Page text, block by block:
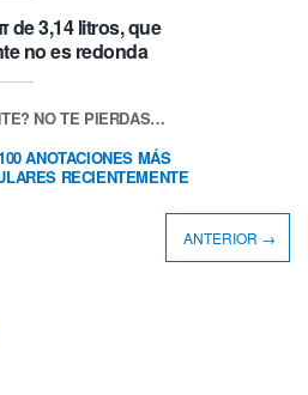
de 3,14 litros, que
no es redonda
NO TE PIERDAS…
ANOTACIONES MÁS
RECIENTEMENTE
ANTERIOR →